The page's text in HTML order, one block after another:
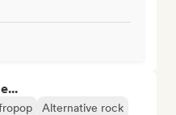
Alternative rock